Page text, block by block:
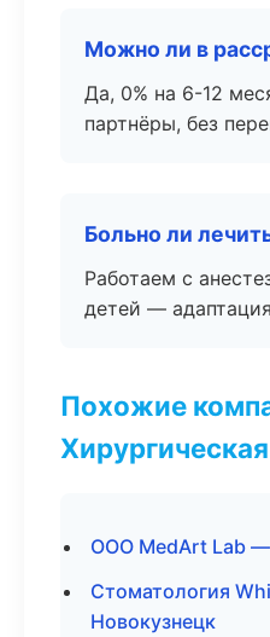
Можно ли в
Да, 0% на 6-12
партнёры, без
Больно ли
Работаем с
детей —
Похожие
ООО MedArt Lab —
Стоматология
Новокузнецк